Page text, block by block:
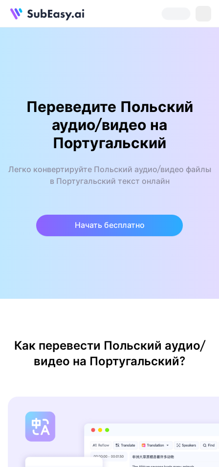
Переведите Польский
аудио/видео на
Португальский
Легко конвертируйте Польский аудио/видео файлы
в Португальский текст онлайн
Начать бесплатно
Как перевести Польский аудио/
видео на Португальский?